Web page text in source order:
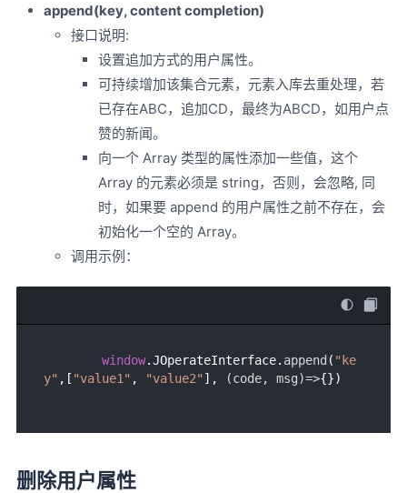
append(key, content completion)
接口说明:
设置追加方式的用户属性。
可持续增加该集合元素，元素入库去重处理，若
已存在ABC，追加CD，最终为ABCD，如用户点
赞的新闻。
向一个 Array 类型的属性添加一些值，这个
Array 的元素必须是 string，否则，会忽略, 同
时，如果要 append 的用户属性之前不存在，会
初始化一个空的 Array。
调用示例：
window.JOperateInterface. append ( "ke
y" ,[ "value1" , "value2" ], (code, msg)=>
删除用户属性